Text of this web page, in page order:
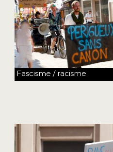
Fascisme / racisme